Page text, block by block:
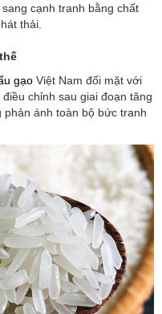
cạnh tranh bằng chất
thải.
gạo Việt Nam đối mặt với
chỉnh sau giai đoạn tăng
phản ánh toàn bộ bức tranh